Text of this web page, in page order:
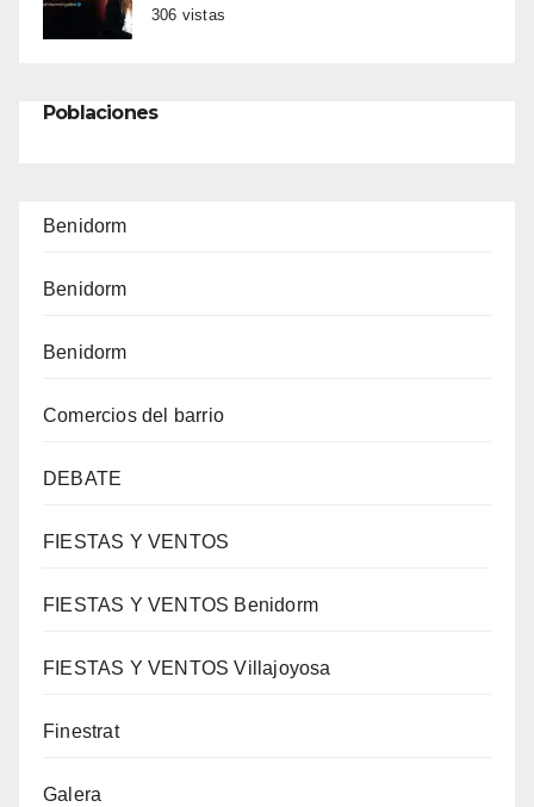
306 vistas
Poblaciones
Benidorm
Benidorm
Benidorm
Comercios del barrio
DEBATE
FIESTAS Y VENTOS
FIESTAS Y VENTOS Benidorm
FIESTAS Y VENTOS Villajoyosa
Finestrat
Galera